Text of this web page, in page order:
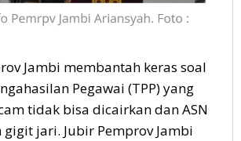
Jambi membantah keras soal
Pegawai (TPP) yang
tidak bisa dicairkan dan ASN
jari. Jubir Pemprov Jambi